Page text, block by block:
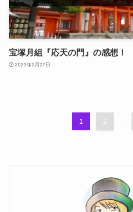
宝塚月組『応天の門』の感想！
2023年2月27日
1 2